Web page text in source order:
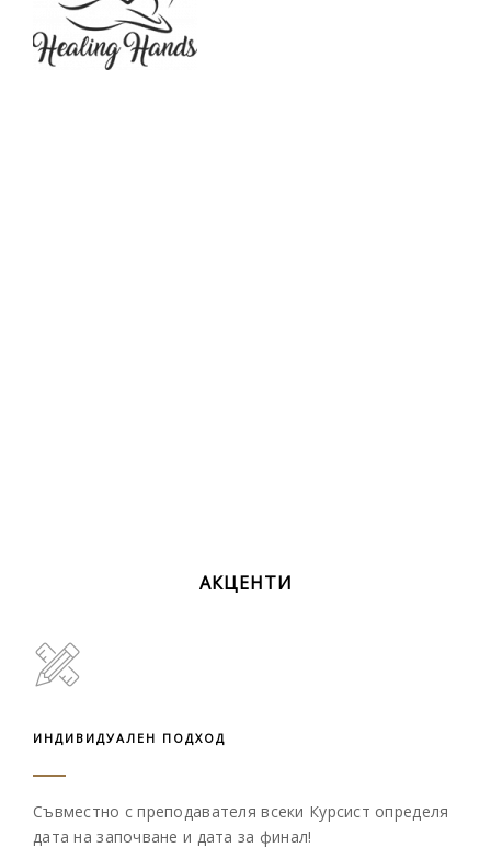
АКЦЕНТИ
ИНДИВИДУАЛЕН ПОДХОД
Съвместно с преподавателя всеки Курсист определя
дата на започване и дата за финал!